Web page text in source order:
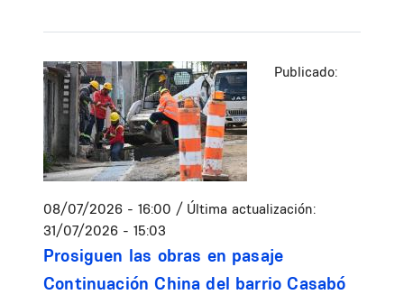
Publicado:
08/07/2026 - 16:00 / Última actualización:
31/07/2026 - 15:03
Prosiguen las obras en pasaje
Continuación China del barrio Casabó